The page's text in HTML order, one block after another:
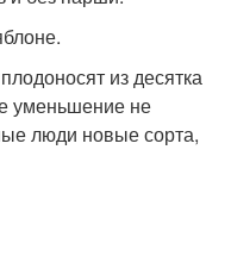
из десятка
уменьшение не
люди новые сорта,